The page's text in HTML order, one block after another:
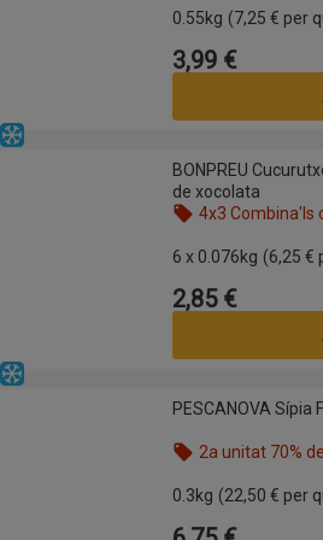
0.55kg (7,25 € per
Preu
3,99 €
BONPREU Cucurutxo sabor de vainilla i
Congelat
BONPREU
de xocolata
4x3 Combina'ls
6 x 0.076kg (6,25 €
Preu
2,85 €
PESCANOVA Sípia Faraònica trossejada
Congelat
PESCANOVA
2a unitat 70%
0.3kg (22,50 € per